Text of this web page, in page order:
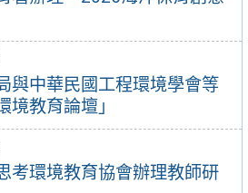
與中華民國工程環境學會等
教育論壇」
考環境教育協會辦理教師研